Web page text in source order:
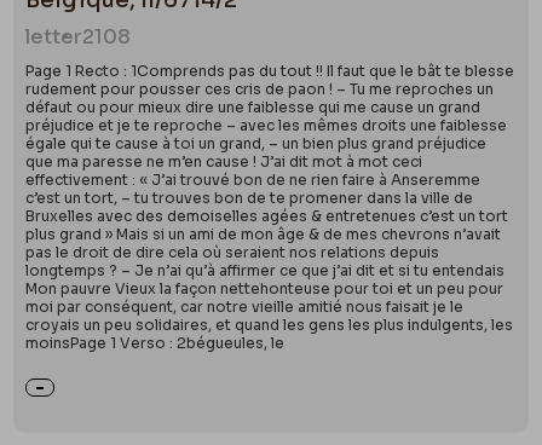
letter2108
Page 1 Recto : 1Comprends pas du tout !! Il faut que le bât te blesse
rudement pour pousser ces cris de paon ! – Tu me reproches un
défaut ou pour mieux dire une faiblesse qui me cause un grand
préjudice et je te reproche – avec les mêmes droits une faiblesse
égale qui te cause à toi un grand, – un bien plus grand préjudice
que ma paresse ne m’en cause ! J’ai dit mot à mot ceci
effectivement : « J’ai trouvé bon de ne rien faire à Anseremme
c’est un tort, – tu trouves bon de te promener dans la ville de
Bruxelles avec des demoiselles agées & entretenues c’est un tort
plus grand » Mais si un ami de mon âge & de mes chevrons n’avait
pas le droit de dire cela où seraient nos relations depuis
longtemps ? – Je n’ai qu’à affirmer ce que j’ai dit et si tu entendais
Mon pauvre Vieux la façon nettehonteuse pour toi et un peu pour
moi par conséquent, car notre vieille amitié nous faisait je le
croyais un peu solidaires, et quand les gens les plus indulgents, les
moinsPage 1 Verso : 2bégueules, le